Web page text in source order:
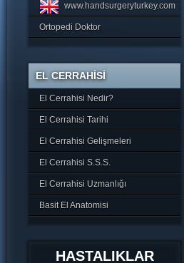
www.handsurgeryturkey.com
Ortopedi Doktor
EL CERRAHİSİ
El Cerrahisi Nedir?
El Cerrahisi Tarihi
El Cerrahisi Gelişmeleri
El Cerrahisi S.S.S.
El Cerrahisi Uzmanlığı
Basit El Anatomisi
HASTALIKLAR